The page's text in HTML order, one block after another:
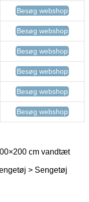
Besøg webshop
Besøg webshop
Besøg webshop
Besøg webshop
Besøg webshop
Besøg webshop
cm vandtæt
> Sengetøj